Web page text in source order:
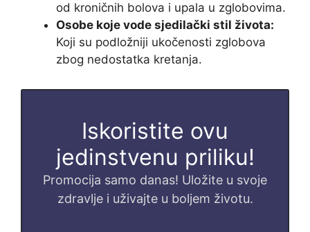
od kroničnih bolova i upala u zglobovima.
Osobe koje vode sjedilački stil života:
Koji su podložniji ukočenosti zglobova
zbog nedostatka kretanja.
Iskoristite ovu
jedinstvenu priliku!
Promocija samo danas! Uložite u svoje
zdravlje i uživajte u boljem životu.